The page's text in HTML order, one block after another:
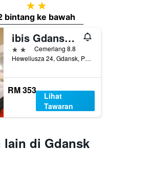
2 bintang
bintang ke bawah
ibis Gdansk Stare Miasto
2 bintangCemerlang 8.8
Heweliusza 24, Gdansk, Pomorskie, Poland
RM 353
Lihat
Tawaran
lain di Gdansk